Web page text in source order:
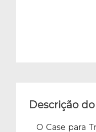
garanta que seus
transportados com
praticidade e estilo!
Descrição
O Case para